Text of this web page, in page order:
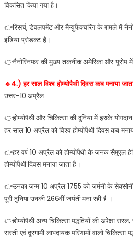
विकसित किया गया है।
👉रिसर्च, डेवलपमेंट और मैन्युफैक्चरिंग के मामले में
इंडिया प्रोडक्ट है।
👉नैनोस्निफर की मुख्य तकनीक अमेरिका और यूरोप में
🔹️4.) हर साल विश्व होम्योपैथी दिवस कब मनाया
उत्तर-10 अप्रैल
👉होम्योपैथी और चिकित्सा की दुनिया में इसके
हर साल 10 अप्रैल को विश्व होम्योपैथी दिवस कब
👉हर वर्ष 10 अप्रैल को होम्योपैथी के जनक सैमुएल
होम्योपैथी दिवस मनाया जाता है।
👉उनका जन्म 10 अप्रैल 1755 को जर्मनी के
पूरी दुनिया उनकी 266वीं जयंती मना रही है ।
👉होम्योपैथी अन्य चिकित्सा पद्धतियों की अपेक्षा
सस्ती एवं दूरगामी लाभदायक परिणामों वालो चिकित्सा